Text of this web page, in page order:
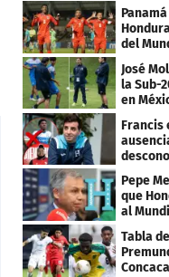
del
Juegos
José
la Sub-
en
su viaje
Francis
los
Pepe
que
al
mentir"
Tabla